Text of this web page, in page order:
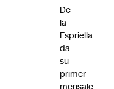
De
la
Espriella
da
su
primer
mensaje